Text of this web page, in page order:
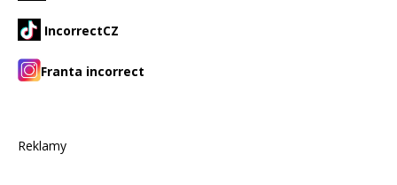
IncorrectCZ
Franta incorrect
Reklamy